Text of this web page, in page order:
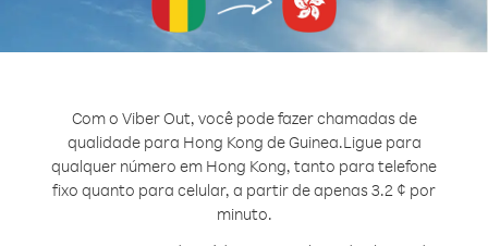
Com o Viber Out, você pode fazer chamadas de
qualidade para Hong Kong de Guinea.Ligue para
qualquer número em Hong Kong, tanto para telefone
fixo quanto para celular, a partir de apenas 3.2 ¢ por
minuto.